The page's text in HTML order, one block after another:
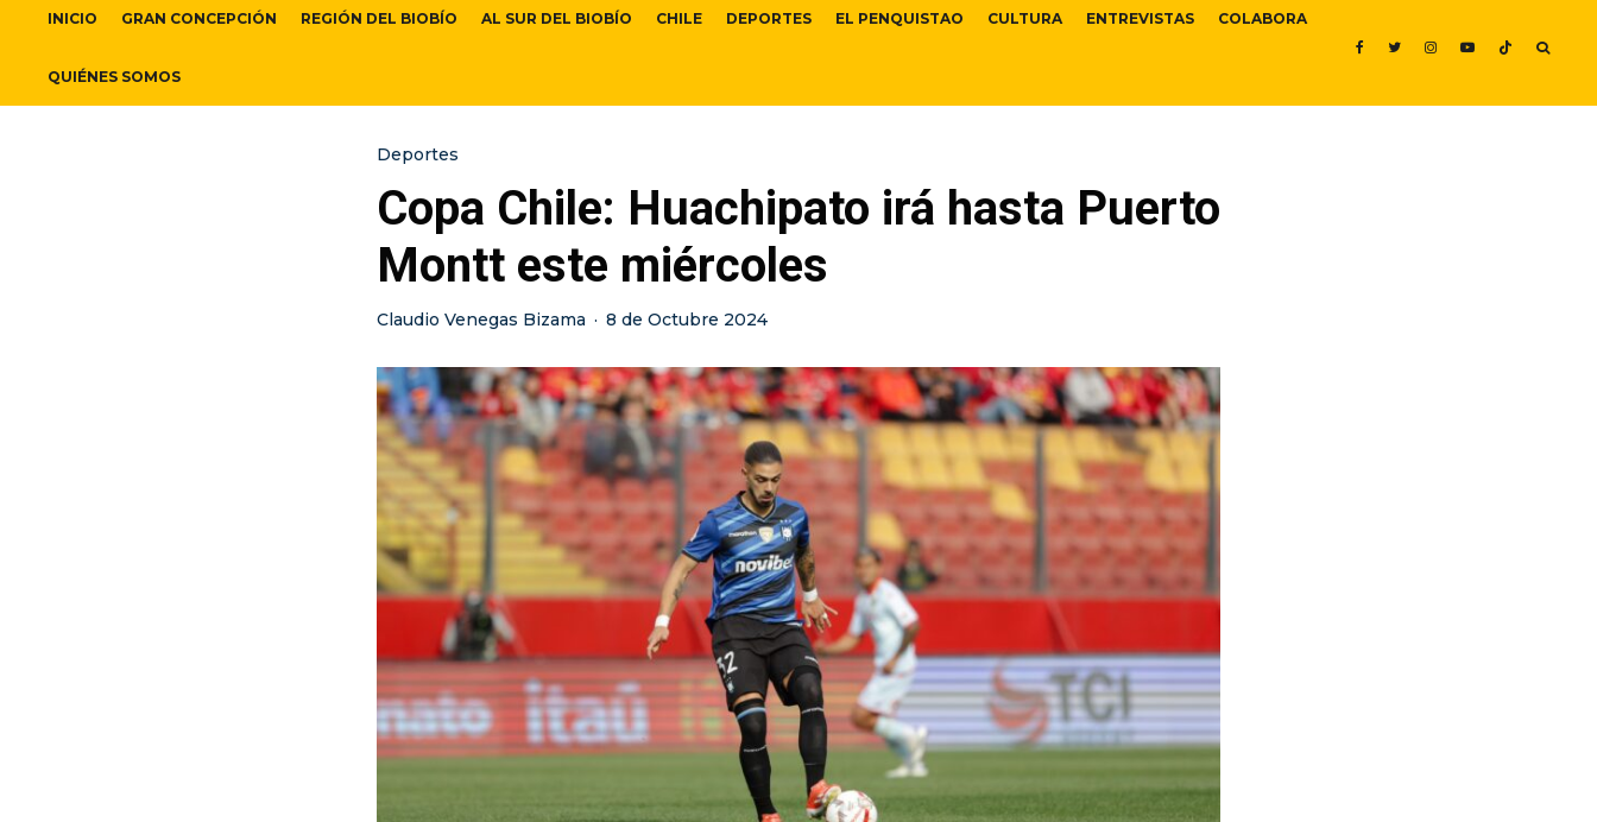
INICIO GRAN CONCEPCIÓN REGIÓN DEL BIOBÍO AL SUR DEL BIOBÍO CHILE DEPORTES EL PENQUISTAO CULTURA ENTREVISTAS COLABORA
QUIÉNES SOMOS
Deportes
Copa Chile: Huachipato irá hasta Puerto
Montt este miércoles
Claudio Venegas Bizama · 8 de Octubre 2024